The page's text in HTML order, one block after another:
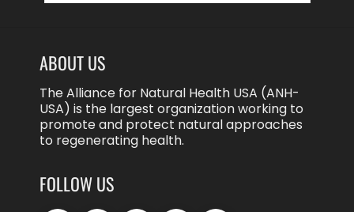
ABOUT US
The Alliance for Natural Health USA (ANH-
USA) is the largest organization working to
promote and protect natural approaches
to regenerating health.
FOLLOW US